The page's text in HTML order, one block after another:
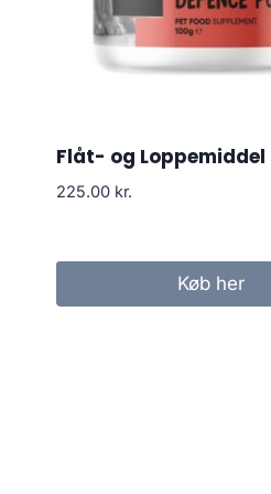
Flåt- og Loppemiddel
225.00 kr.
Køb her